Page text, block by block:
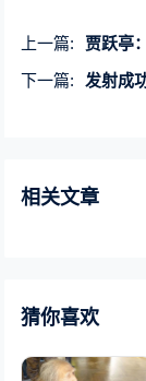
上一篇:
贾跃亭
下一篇:
发射成
相关文章
猜你喜欢